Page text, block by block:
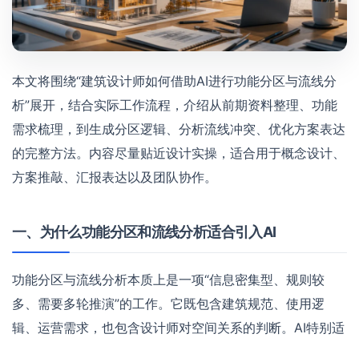
本文将围绕“建筑设计师如何借助AI进行功能分区与流线分
析”展开，结合实际工作流程，介绍从前期资料整理、功能
需求梳理，到生成分区逻辑、分析流线冲突、优化方案表达
的完整方法。内容尽量贴近设计实操，适合用于概念设计、
方案推敲、汇报表达以及团队协作。
一、为什么功能分区和流线分析适合引入AI
功能分区与流线分析本质上是一项“信息密集型、规则较
多、需要多轮推演”的工作。它既包含建筑规范、使用逻
辑、运营需求，也包含设计师对空间关系的判断。AI特别适